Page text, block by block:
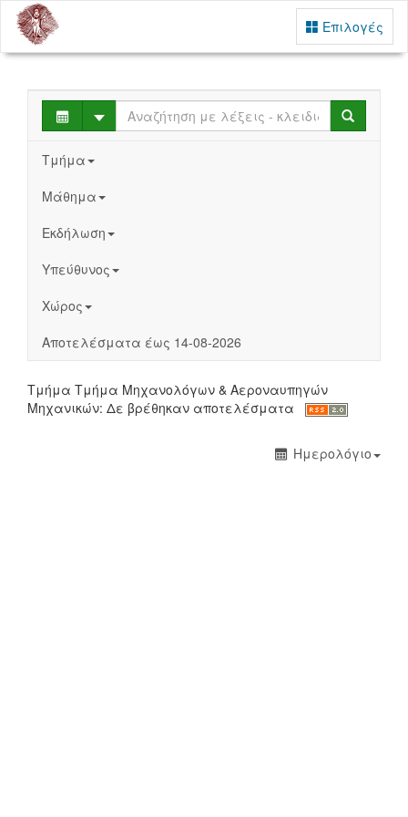
Επιλογές
Select Search
Τμήμα
Μάθημα
Εκδήλωση
Υπεύθυνος
Χώρος
Αποτελέσματα έως 14-08-2026
Τμήμα Τμήμα Μηχανολόγων & Αεροναυπηγών
Μηχανικών: Δε βρέθηκαν αποτελέσματα
Ημερολόγιο